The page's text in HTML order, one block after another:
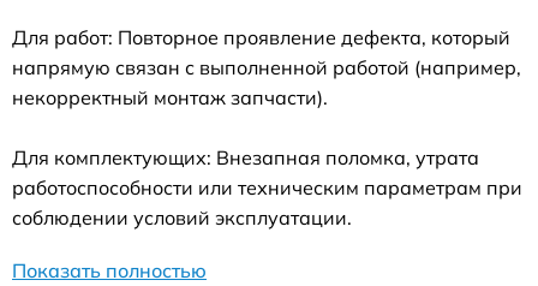
Для работ: Повторное проявление дефекта, который
напрямую связан с выполненной работой (например,
некорректный монтаж запчасти).
Для комплектующих: Внезапная поломка, утрата
работоспособности или техническим параметрам при
соблюдении условий эксплуатации.
Показать полностью